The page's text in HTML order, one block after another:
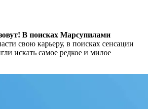
В поисках Марсупилами
свою карьеру, в поисках сенсации
искать самое редкое и милое